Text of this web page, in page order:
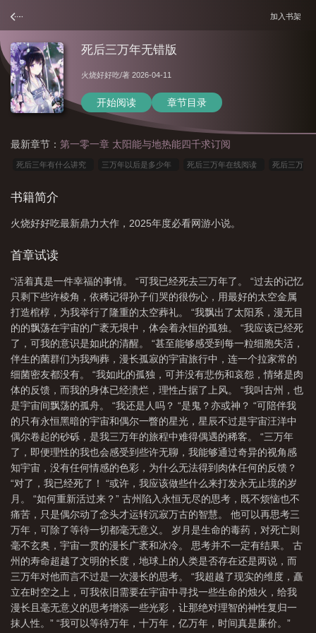
加入书架
死后三万年无错版
火烧好好吃/著 2026-04-11
开始阅读 章节目录
最新章节： 第一零一章 太阳能与地热能四千求订阅
死后三年有什么讲究 三万年以后是多少年 死后三万年在线阅读 死后三万
来 死后三万年被挖出来镇
寒 死后三万年完整版 死后第三年要干什么 死后三万年TXT全文
免费观看 三万年是多少天 死后三万年被挖出来镇压黑暗动乱 死后三万年笔
趣阁 三万年后会发生什么 死了三百年复活是什么 死后三万年被挖出来
的 死后三万年完本TXT 死后三万年笔趣阁免费 倒后三千年不腐 死后
300年 三万年以后 死后三万年TXT完整版 我死后三百年 死后三万年无
防盗无错字 死后三年叫什么 死后三万年TⅹT免费 死后三万年有女主吗
书籍简介
火烧好好吃最新鼎力大作，2025年度必看网游小说。
首章试读
“活着真是一件幸福的事情。 “可我已经死去三万年了。 “过去的记忆
只剩下些许棱角，依稀记得孙子们哭的很伤心，用最好的太空金属
打造棺椁，为我举行了隆重的太空葬礼。 “我飘出了太阳系，漫无目
的的飘荡在宇宙的广袤无垠中，体会着永恒的孤独。 “我应该已经死
了，可我的意识是如此的清醒。 “甚至能够感受到每一粒细胞失活，
伴生的菌群们为我殉葬，漫长孤寂的宇宙旅行中，连一个拉家常的
细菌密友都没有。 “我如此的孤独，可并没有悲伤和哀怨，情绪是肉
体的反馈，而我的身体已经溃烂，理性占据了上风。 “我叫古州，也
是宇宙间飘荡的孤舟。 “我还是人吗？ “是鬼？亦或神？ “可陪伴我
的只有永恒黑暗的宇宙和偶尔一瞥的星光，星辰不过是宇宙汪洋中
偶尔卷起的砂砾，是我三万年的旅程中难得偶遇的稀客。 “三万年
了，即便理性的我也会感受到些许无聊，我能够通过奇异的视角感
知宇宙，没有任何情感的色彩，为什么无法得到肉体任何的反馈？
“对了，我已经死了！ “或许，我应该做些什么来打发永无止境的岁
月。 “如何重新活过来？” 古州陷入永恒无尽的思考，既不烦恼也不
痛苦，只是偶尔动了念头才运转沉寂万古的智慧。 他可以再思考三
万年，可除了等待一切都毫无意义。 岁月是生命的毒药，对死亡则
毫不玄奥，宇宙一贯的漫长广袤和冰冷。 思考并不一定有结果。 古
州的寿命超越了文明的长度，地球上的人类是否存在还是两说，而
三万年对他而言不过是一次漫长的思考。 “我超越了现实的维度，矗
立在时空之上，可我依旧需要在宇宙中寻找一些生命的烛火，给我
漫长且毫无意义的思考增添一些光彩，让那绝对理智的神性复归一
抹人性。” “我可以等待万年，十万年，亿万年，时间真是廉价。”